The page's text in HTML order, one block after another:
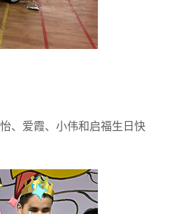
、爱霞、小伟和启福生日快